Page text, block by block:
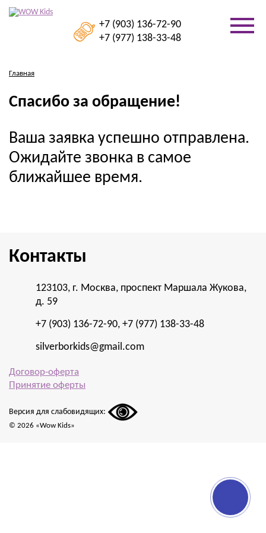
+7 (903) 136-72-90
+7 (977) 138-33-48
Главная
Спасибо за обращение!
Ваша заявка успешно отправлена.
Ожидайте звонка в самое
ближайшее время.
Контакты
123103, г. Москва, проспект Маршала Жукова,
д. 59
+7 (903) 136-72-90, +7 (977) 138-33-48
silverborkids@gmail.com
Договор-оферта
Принятие оферты
Версия для слабовидящих:
© 2026 «Wow Kids»